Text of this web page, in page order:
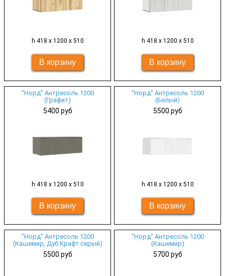
h 418 х 1200 х 510 h 418 х 1200 х 510
"Норд" Антресоль 1200
(Графит)
5400 руб
h 418 х 1200 х 510
"Норд" Антресоль 1200
(Белый)
5500 руб
h 418 х 1200 х 510
"Норд" Антресоль 1200
(Кашемир, Дуб Крафт серый)
5500 руб
"Норд" Антресоль 1200
(Кашемир)
5700 руб